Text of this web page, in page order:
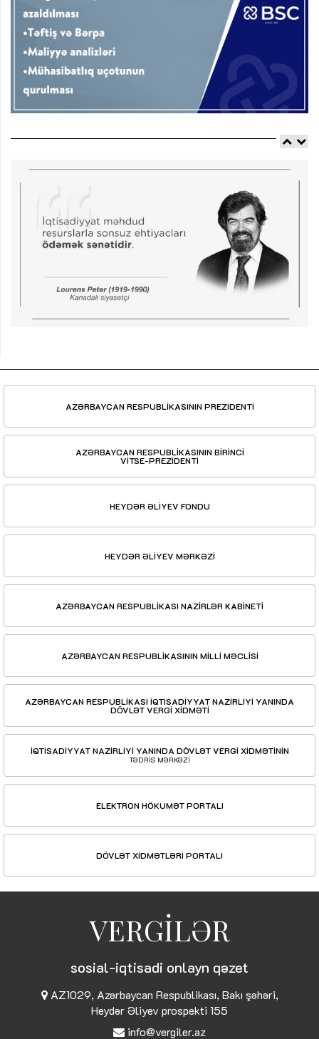
AZƏRBAYCAN RESPUBLİKASININ PREZİDENTİ
AZƏRBAYCAN RESPUBLİKASININ BİRİNCİ
VİTSE-PREZİDENTİ
HEYDƏR ƏLİYEV FONDU
HEYDƏR ƏLİYEV MƏRKƏZİ
AZƏRBAYCAN RESPUBLİKASI NAZİRLƏR KABİNETİ
AZƏRBAYCAN RESPUBLİKASININ MİLLİ MƏCLİSİ
AZƏRBAYCAN RESPUBLİKASI İQTİSADİYYAT NAZİRLİYİ YANINDA
DÖVLƏT VERGİ XİDMƏTİ
İQTİSADİYYAT NAZİRLİYİ YANINDA DÖVLƏT VERGİ XİDMƏTİNİN
TƏDRİS MƏRKƏZİ
ELEKTRON HÖKUMƏT PORTALI
DÖVLƏT XİDMƏTLƏRİ PORTALI
VERGİLƏR
sosial-iqtisadi onlayn qəzet
AZ1029, Azərbaycan Respublikası, Bakı şəhəri,
Heydər Əliyev prospekti 155
info@vergiler.az